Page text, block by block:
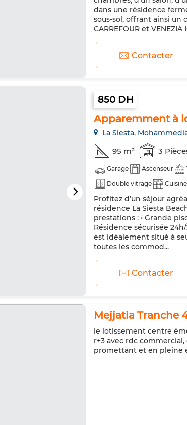
dans une résidence
sous-sol, offrant ainsi un
CARREFOUR et VENEZIA
Contacter
850 DH
Apparemment à
La Siesta,
95 m² 3
Garage Ascenseur
Double vitrage
Micro-ondes
Internet
Profitez d’un séjour
résidence La Siesta
prestations : • Grande
Résidence sécurisée
est idéalement situé à
toutes les commod...
Contacter
Mejjatia Tranche
le lotissement centre
r+3 avec rdc
promettant et en pleine